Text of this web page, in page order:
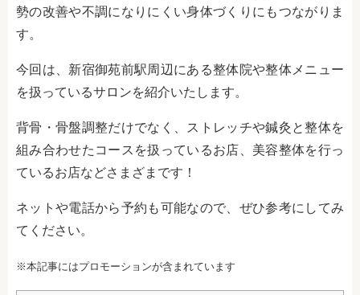
勢の改善や不調になりにくい身体づくりにもつながりま
す。
今回は、新宿御苑前駅周辺にある整体院や整体メニュー
を扱っているサロンを紹介いたします。
背骨・骨盤調整だけでなく、ストレッチや鍼灸と整体を
組み合わせたコースを扱っているお店、美容整体を行っ
ているお店などさまざまです！
ネットや電話から予約も可能なので、ぜひ参考にしてみ
てください。
※本記事にはプロモーションが含まれています